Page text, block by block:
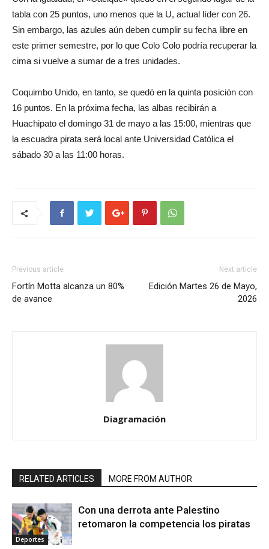
tabla con 25 puntos, uno menos que la U, actual líder con 26.
Sin embargo, las azules aún deben cumplir su fecha libre en
este primer semestre, por lo que Colo Colo podría recuperar la
cima si vuelve a sumar de a tres unidades.
Coquimbo Unido, en tanto, se quedó en la quinta posición con
16 puntos. En la próxima fecha, las albas recibirán a
Huachipato el domingo 31 de mayo a las 15:00, mientras que
la escuadra pirata será local ante Universidad Católica el
sábado 30 a las 11:00 horas.
Previous article
Fortín Motta alcanza un 80%
de avance
Next article
Edición Martes 26 de Mayo,
2026
Diagramación
RELATED ARTICLES MORE FROM AUTHOR
Deportes
Con una derrota ante Palestino
retomaron la competencia los piratas